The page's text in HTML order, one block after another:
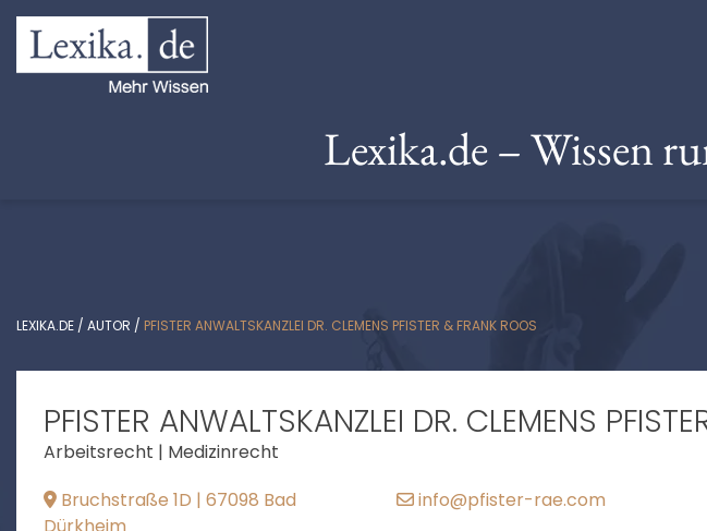
Lexika.de – Wissen
LEXIKA.DE / AUTOR / PFISTER ANWALTSKANZLEI DR. CLEMENS PFISTER & FRANK ROOS
PFISTER ANWALTSKANZLEI DR. CLEMENS
Arbeitsrecht | Medizinrecht
Bruchstraße 1D | 67098 Bad
info@pfister-rae.com